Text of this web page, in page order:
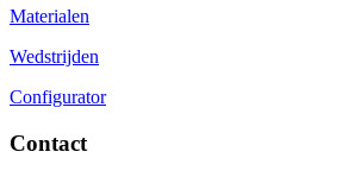
Materialen
Wedstrijden
Configurator
Contact